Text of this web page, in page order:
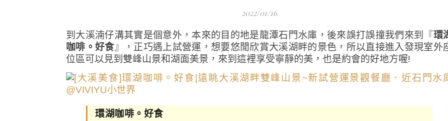
2022/01/16
到大溪湳仔溝其實是個意外，本來的目的地是龍潭石門水庫，後來誤打誤撞我們來到『環
咖啡。好食』，正巧遇上試營運，想要悠閒欣賞大溪湖畔的景色，所以直接進入發現室外
位區可以見到雙峰山景和湖面美景，來到這裡享受寧靜的美，也是約會的好地方喔!
環湖咖啡。好食